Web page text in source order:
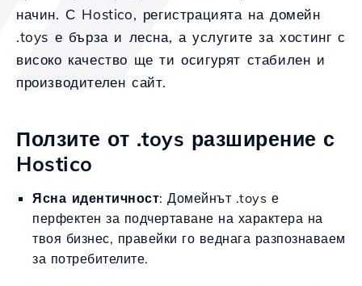
начин. С Hostico, регистрацията на домейн
.toys е бърза и лесна, а услугите за хостинг с
високо качество ще ти осигурят стабилен и
производителен сайт.
Ползите от .toys разширение с
Hostico
Ясна идентичност: Домейнът .toys е
перфектен за подчертаване на характера на
твоя бизнес, правейки го веднага разпознаваем
за потребителите.